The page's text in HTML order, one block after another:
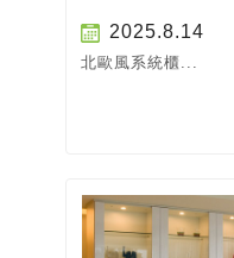
2025.8.14
北歐風系統櫃...